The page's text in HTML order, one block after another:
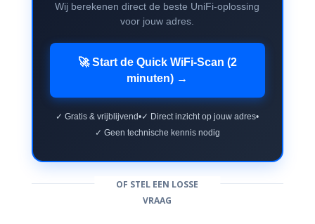
Wij berekenen direct de beste UniFi-oplossing
voor jouw adres.
🚀 Start de Quick WiFi-Scan (2
minuten) →
✓ Gratis & vrijblijvend•✓ Direct inzicht op jouw adres•
✓ Geen technische kennis nodig
OF STEL EEN LOSSE
VRAAG